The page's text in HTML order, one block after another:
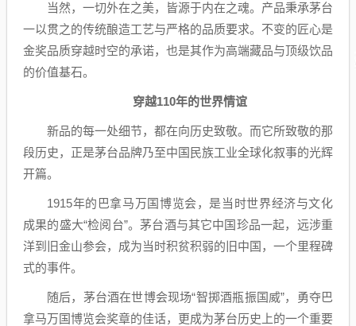
当然，一切外在之美，皆源于内在之魂。产品秉承茅台
一以贯之的传统酿造工艺与严格的品质要求。不变的匠心是
金奖品质穿越时空的承诺，也是其作为高端藏品与顶级饮品
的价值基石。
穿越110年的世界情谊
新品的每一处细节，都在向历史致敬。而它所致敬的那
段历史，正是茅台品牌乃至中国民族工业全球化叙事的光辉
开篇。
1915年的巴拿马万国博览会，是当时世界经济与文化
成果的盛大“检阅台”。茅台酒与其它中国珍品一起，远涉重
洋到旧金山参会，成为当时积贫积弱的旧中国，一个里程碑
式的事件。
随后，茅台酒在世博会现场“智掷酒瓶振国威”，勇夺巴
拿马万国博览会奖章的佳话，更成为茅台历史上的一个重要